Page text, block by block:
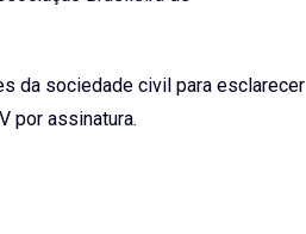
da sociedade civil para esclarecer
por assinatura.